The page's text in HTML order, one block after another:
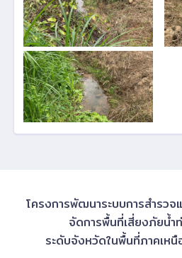
โครงการพัฒนาระบบการสำรวจ
จัดการพื้นที่เสี่ยงภัยน้ำ
ระดับจังหวัดในพื้นที่ภาคเห